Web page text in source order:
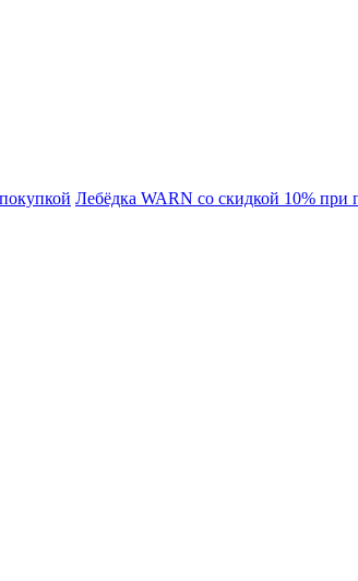
Лебёдка WARN со скидкой 10%